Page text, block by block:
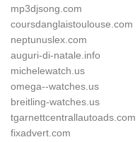
mp3djsong.com
coursdanglaistoulouse.com
neptunuslex.com
auguri-di-natale.info
michelewatch.us
omega--watches.us
breitling-watches.us
tgarnettcentrallautoads.com
fixadvert.com